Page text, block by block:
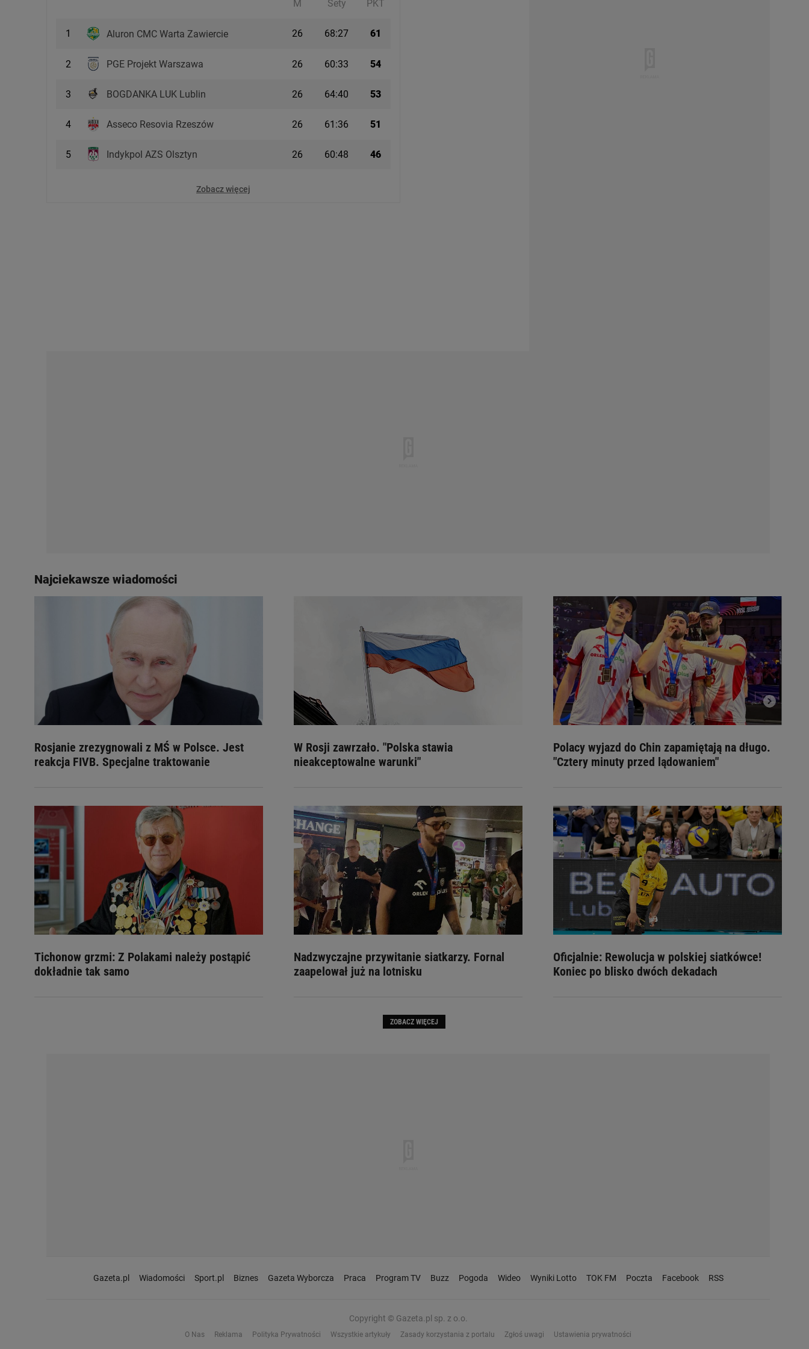
M Sety PKT
1 Aluron CMC Warta Zawiercie 26 68:27 61
2 PGE Projekt Warszawa 26 60:33 54
3 BOGDANKA LUK Lublin 26 64:40 53
4 Asseco Resovia Rzeszów 26 61:36 51
5 Indykpol AZS Olsztyn 26 60:48 46
Zobacz więcej
Najciekawsze wiadomości
Rosjanie zrezygnowali z MŚ w Polsce. Jest
reakcja FIVB. Specjalne traktowanie
W Rosji zawrzało. "Polska stawia
nieakceptowalne warunki"
Polacy wyjazd do Chin zapamiętają na długo.
"Cztery minuty przed lądowaniem"
Tichonow grzmi: Z Polakami należy postąpić
dokładnie tak samo
Nadzwyczajne przywitanie siatkarzy. Fornal
zaapelował już na lotnisku
Oficjalnie: Rewolucja w polskiej siatkówce!
Koniec po blisko dwóch dekadach
ZOBACZ WIĘCEJ
Gazeta.pl Wiadomości Sport.pl Biznes Gazeta Wyborcza Praca Program TV Buzz Pogoda Wideo Wyniki Lotto TOK FM Poczta Facebook RSS
Copyright © Gazeta.pl sp. z o.o.
O Nas Reklama Polityka Prywatności Wszystkie artykuły Zasady korzystania z portalu Zgłoś uwagi Ustawienia prywatności